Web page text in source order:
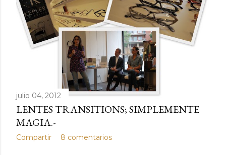
julio 04, 2012
LENTES TRANSITIONS; SIMPLEMENTE
MAGIA.-
Compartir 8 comentarios